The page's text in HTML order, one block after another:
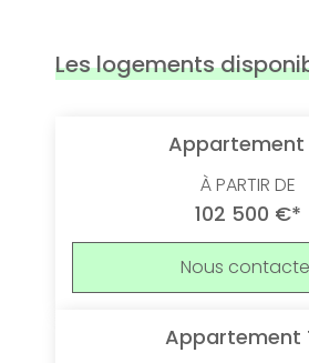
Les logements
Appartement
À PARTIR DE
102 500 €*
Nous
Appartement